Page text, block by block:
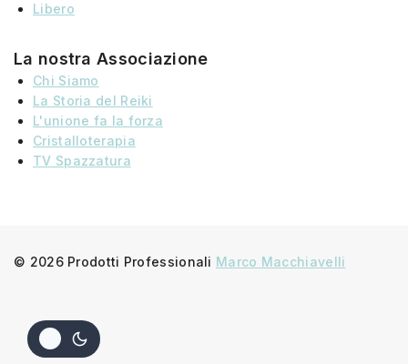
Libero
La nostra Associazione
Chi Siamo
La Storia del Reiki
L'unione fa la forza
Cristalloterapia
TV Spazzatura
© 2026 Prodotti Professionali Marco Macchiavelli